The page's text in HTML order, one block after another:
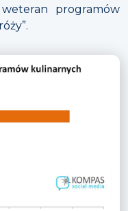
weteran programów